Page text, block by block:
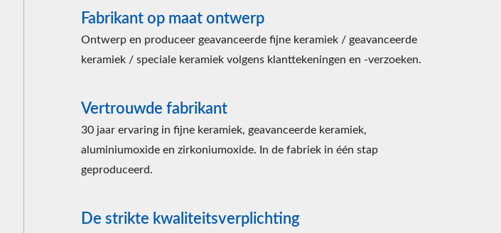
Fabrikant op maat ontwerp
Ontwerp en produceer geavanceerde fijne keramiek / geavanceerde
keramiek / speciale keramiek volgens klanttekeningen en -verzoeken.
Vertrouwde fabrikant
30 jaar ervaring in fijne keramiek, geavanceerde keramiek,
aluminiumoxide en zirkoniumoxide. In de fabriek in één stap
geproduceerd.
De strikte kwaliteitsverplichting